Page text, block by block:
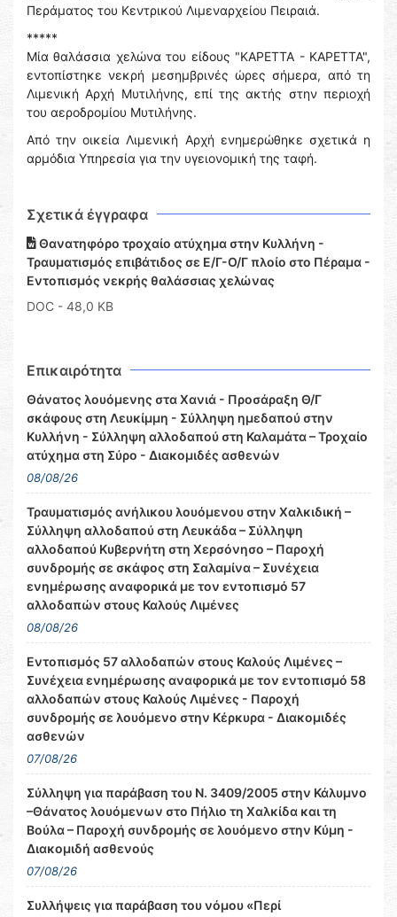
Περάματος του Κεντρικού Λιμεναρχείου Πειραιά.
*****
Μία θαλάσσια χελώνα του είδους "ΚΑΡΕΤΤΑ - ΚΑΡΕΤΤΑ",
εντοπίστηκε νεκρή μεσημβρινές ώρες σήμερα, από τη
Λιμενική Αρχή Μυτιλήνης, επί της ακτής στην περιοχή
του αεροδρομίου Μυτιλήνης.
Από την οικεία Λιμενική Αρχή ενημερώθηκε σχετικά η
αρμόδια Υπηρεσία για την υγειονομική της ταφή.
Σχετικά έγγραφα
Θανατηφόρο τροχαίο ατύχημα στην Κυλλήνη -
Τραυματισμός επιβάτιδος σε Ε/Γ-Ο/Γ πλοίο στο Πέραμα -
Εντοπισμός νεκρής θαλάσσιας χελώνας
DOC - 48,0 KB
Επικαιρότητα
Θάνατος λουόμενης στα Χανιά - Προσάραξη Θ/Γ
σκάφους στη Λευκίμμη - Σύλληψη ημεδαπού στην
Κυλλήνη - Σύλληψη αλλοδαπού στη Καλαμάτα – Τροχαίο
ατύχημα στη Σύρο - Διακομιδές ασθενών
08/08/26
Τραυματισμός ανήλικου λουόμενου στην Χαλκιδική –
Σύλληψη αλλοδαπού στη Λευκάδα – Σύλληψη
αλλοδαπού Κυβερνήτη στη Χερσόνησο – Παροχή
συνδρομής σε σκάφος στη Σαλαμίνα – Συνέχεια
ενημέρωσης αναφορικά με τον εντοπισμό 57
αλλοδαπών στους Καλούς Λιμένες
08/08/26
Εντοπισμός 57 αλλοδαπών στους Καλούς Λιμένες –
Συνέχεια ενημέρωσης αναφορικά με τον εντοπισμό 58
αλλοδαπών στους Καλούς Λιμένες - Παροχή
συνδρομής σε λουόμενο στην Κέρκυρα - Διακομιδές
ασθενών
07/08/26
Σύλληψη για παράβαση του Ν. 3409/2005 στην Κάλυμνο
–Θάνατος λουόμενων στο Πήλιο τη Χαλκίδα και τη
Βούλα – Παροχή συνδρομής σε λουόμενο στην Κύμη -
Διακομιδή ασθενούς
07/08/26
Συλλήψεις για παράβαση του νόμου «Περί